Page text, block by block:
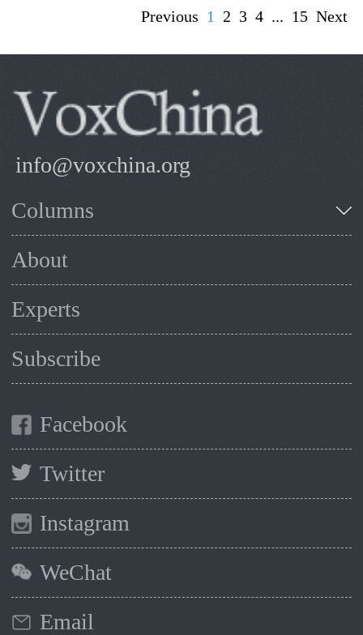
Previous 1 2 3 4 ... 15 Next
info@voxchina.org
Columns
About
Experts
Subscribe
Facebook
Twitter
Instagram
WeChat
Email